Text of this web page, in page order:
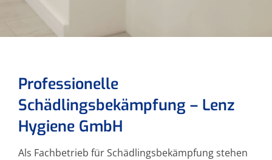
Professionelle
Schädlingsbekämpfung – Lenz
Hygiene GmbH
Als Fachbetrieb für Schädlingsbekämpfung stehen